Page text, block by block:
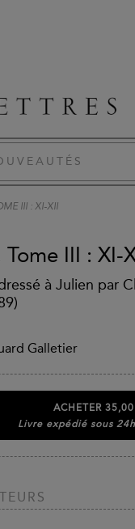
III : XI-XII
III : XI-
à Julien par
Galletier
ACHETER
Livre expédié sous